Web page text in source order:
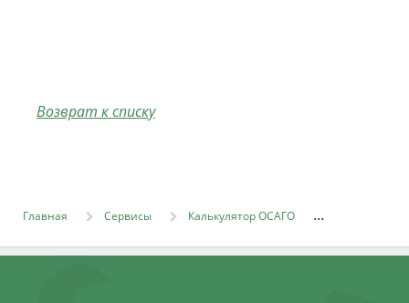
Возврат к списку
Главная Сервисы Калькулятор ОСАГО